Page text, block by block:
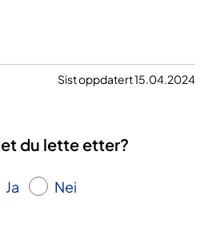
Sist oppdatert 15.04.2024
du lette etter?
Ja Nei